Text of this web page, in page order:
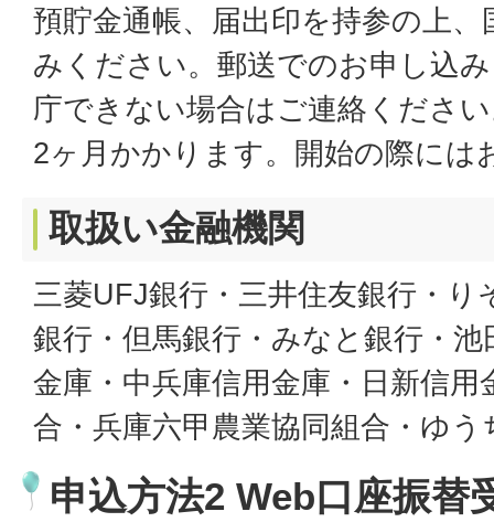
預貯金通帳、届出印を持参の上
みください。郵送でのお申し込
庁できない場合はご連絡くださ
2ヶ月かかります。開始の際には
取扱い金融機関
三菱UFJ銀行・三井住友銀行・り
銀行・但馬銀行・みなと銀行・
金庫・中兵庫信用金庫・日新信用
合・兵庫六甲農業協同組合・ゆ
申込方法2 Web口座振替